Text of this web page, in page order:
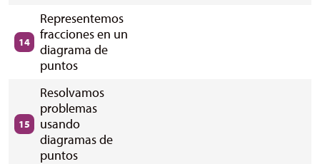
14
Representemos
fracciones en un
diagrama de
puntos
15
Resolvamos
problemas
usando
diagramas de
puntos